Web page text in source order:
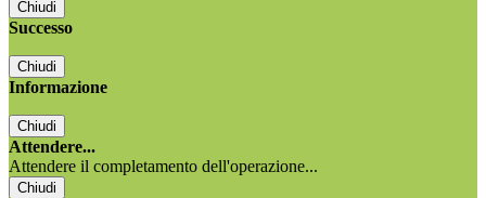
Chiudi
Successo
Chiudi
Informazione
Chiudi
Attendere...
Attendere il completamento dell'operazione...
Chiudi